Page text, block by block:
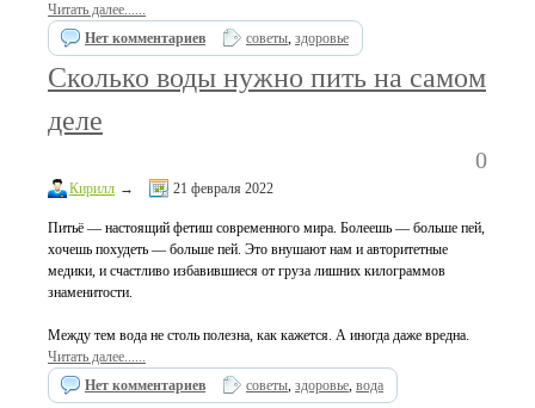
Читать далее......
Нет комментариев
советы, здоровье
Сколько воды нужно пить на самом
деле
0
Кирилл → 21 февраля 2022
Питьё — настоящий фетиш современного мира. Болеешь — больше пей,
хочешь похудеть — больше пей. Это внушают нам и авторитетные
медики, и счастливо избавившиеся от груза лишних килограммов
знаменитости.
Между тем вода не столь полезна, как кажется. А иногда даже вредна.
Читать далее......
Нет комментариев
советы, здоровье, вода